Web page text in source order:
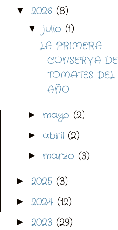
▼ 2026 (8)
▼ julio (1)
LA PRIMERA
CONSERVA DE
TOMATES DEL
AÑO
► mayo (2)
► abril (2)
► marzo (3)
► 2025 (3)
► 2024 (12)
► 2023 (29)